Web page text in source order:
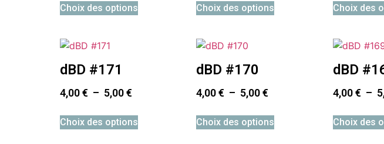
Choix des options Choix des options Choix des
dBD #171
4,00€ – 5,00€
Choix des options
dBD #170
4,00€ – 5,00€
Choix des options
dBD
4,00€ –
Choix des